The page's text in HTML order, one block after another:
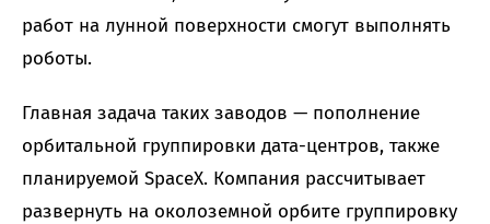
работ на лунной поверхности смогут выполнять
роботы.
Главная задача таких заводов — пополнение
орбитальной группировки дата-центров, также
планируемой SpaceX. Компания рассчитывает
развернуть на околоземной орбите группировку